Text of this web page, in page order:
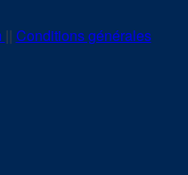
|| Conditions générales